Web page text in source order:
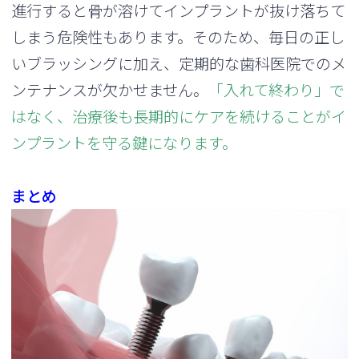
進行すると骨が溶けてインプラントが抜け落ちて
しまう危険性もあります。そのため、毎日の正し
いブラッシングに加え、定期的な歯科医院でのメ
ンテナンスが欠かせません。
「入れて終わり」で
はなく、治療後も長期的にケアを続けることがイ
ンプラントを守る鍵になります。
まとめ